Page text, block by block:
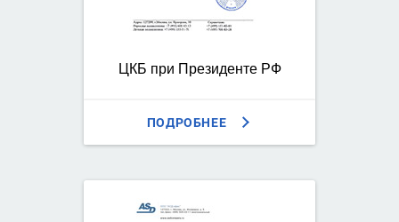
ЦКБ при Президенте РФ
ПОДРОБНЕЕ